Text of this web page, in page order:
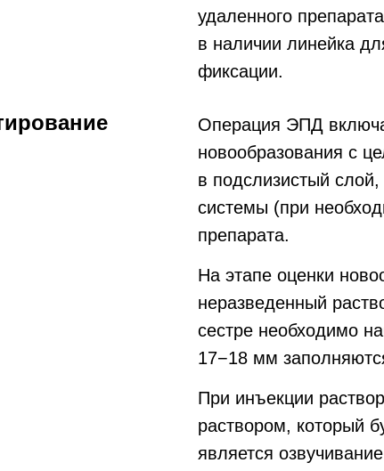
удаленного
в наличии линейка
фиксации.
Операция ЭПД
новообразования с
в подслизистый
системы (при
препарата.
На этапе оценки
неразведенный
сестре необходимо
17−18 мм
При инъекции
раствором, который
является